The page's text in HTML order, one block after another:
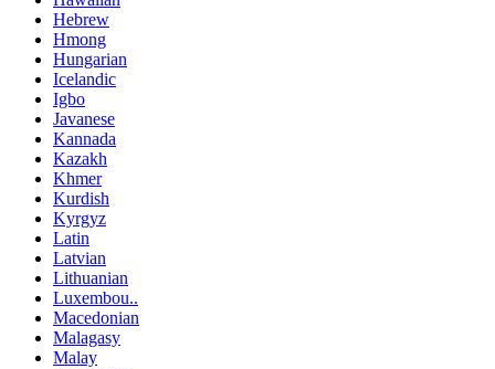
Hebrew
Hmong
Hungarian
Icelandic
Igbo
Javanese
Kannada
Kazakh
Khmer
Kurdish
Kyrgyz
Latin
Latvian
Lithuanian
Luxembou..
Macedonian
Malagasy
Malay